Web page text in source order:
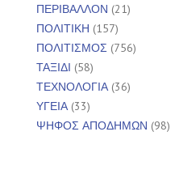
ΠΕΡΙΒΑΛΛΟΝ (21)
ΠΟΛΙΤΙΚΗ (157)
ΠΟΛΙΤΙΣΜΟΣ (756)
ΤΑΞΙΔΙ (58)
ΤΕΧΝΟΛΟΓΙΑ(36)
ΥΓΕΙΑ(33)
ΨΗΦΟΣ ΑΠΟΔΗΜΩΝ (98)